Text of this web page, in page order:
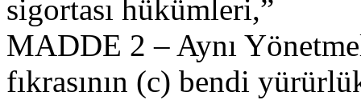
sigortası hükümleri,”
MADDE 2 – Aynı
fıkrasının (c) bendi